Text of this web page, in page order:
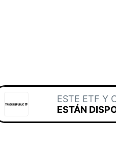
ESTE ETF Y
ESTÁN